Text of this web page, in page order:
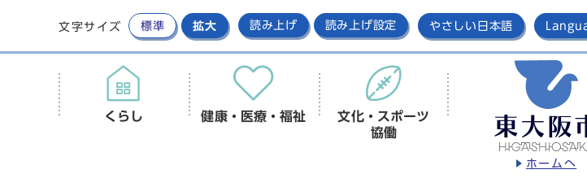
文字サイズ 標準 拡大 読み上げ 読み上げ設定 やさしい日本語
ホームへ
くらし 健康・医療・福祉
文化・スポーツ
協働